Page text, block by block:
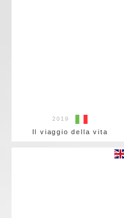
2019
Il viaggio della vita